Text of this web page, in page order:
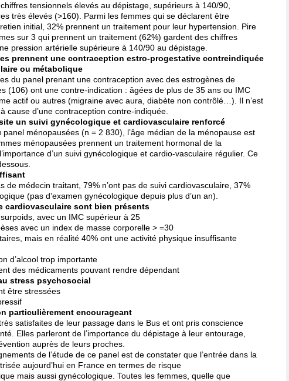
tensionnels élevés au dépistage, supérieurs à 140/90,
très élevés (>160). Parmi les femmes qui se déclarent être
initial, 32% prennent un traitement pour leur hypertension. Pire
sur 3 qui prennent un traitement (62%) gardent des chiffres
pression artérielle supérieure à 140/90 au dépistage.
prennent une contraception estro-progestative contreindiquée
ou métabolique
du panel prenant une contraception avec des estrogènes de
(106) ont une contre-indication : âgées de plus de 35 ans ou IMC
actif ou autres (migraine avec aura, diabète non contrôlé…). Il n’est
cause d’une contraception contre-indiquée.
un suivi gynécologique et cardiovasculaire renforcé
ménopausées (n = 2 830), l’âge médian de la ménopause est
ménopausées prennent un traitement hormonal de la
d’un suivi gynécologique et cardio-vasculaire régulier. Ce
de médecin traitant, 79% n’ont pas de suivi cardiovasculaire, 37%
(pas d’examen gynécologique depuis plus d’un an).
cardiovasculaire sont bien présents
avec un IMC supérieur à 25
avec un index de masse corporelle > =30
mais en réalité 40% ont une activité physique insuffisante
d’alcool trop importante
des médicaments pouvant rendre dépendant
stress psychosocial
être stressées
particulièrement encourageant
satisfaites de leur passage dans le Bus et ont pris conscience
Elles parleront de l’importance du dépistage à leur entourage,
auprès de leurs proches.
de l’étude de ce panel est de constater que l’entrée dans la
aujourd’hui en France en termes de risque
mais aussi gynécologique. Toutes les femmes, quelle que